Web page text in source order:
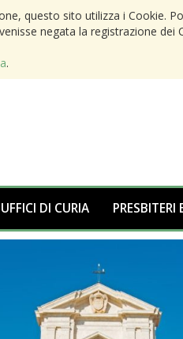
questo sito utilizza i Cookie.
negata la registrazione
.
UFFICI DI CURIA PRESBITERI